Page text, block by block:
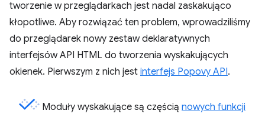
tworzenie w przeglądarkach jest nadal zaskakująco
kłopotliwe. Aby rozwiązać ten problem, wprowadziliśmy
do przeglądarek nowy zestaw deklaratywnych
interfejsów API HTML do tworzenia wyskakujących
okienek. Pierwszym z nich jest interfejs Popovy API.
Moduły wyskakujące są częścią nowych funkcji